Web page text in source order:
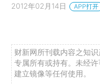
2012年02月14日 APP打开
财新网所刊载内容之知
专属所有或持有。未经
建立镜像等任何使用。